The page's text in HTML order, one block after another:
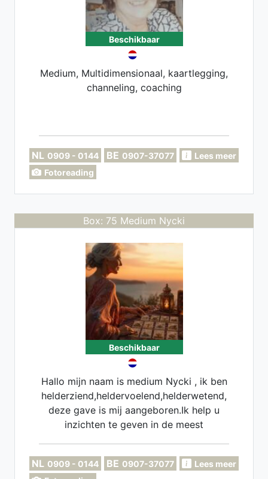
Beschikbaar
Medium, Multidimensionaal, kaartlegging,
channeling, coaching
NL 0909 - 0144 BE 0907-37077
Lees meer
Fotoreading
Box: 75 Medium Nycki
Beschikbaar
Hallo mijn naam is medium Nycki , ik ben
helderziend,heldervoelend,helderwetend,
deze gave is mij aangeboren.Ik help u
inzichten te geven in de meest
in tijdsaanduidingen
NL 0909 - 0144 BE 0907-37077
Lees meer